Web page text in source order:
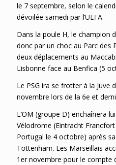
le 7 septembre, selon le
dévoilée samedi par l’UEFA.
Dans la poule H, le champion
donc par un choc au Parc des
deux déplacements au
Lisbonne face au Benfica (5
Le PSG ira se frotter à la Juve
novembre lors de la 6e et
L’OM (groupe D) enchaînera
Vélodrome (Eintracht
Portugal le 4 octobre) après
Tottenham. Les Marseillais
1er novembre pour le compte